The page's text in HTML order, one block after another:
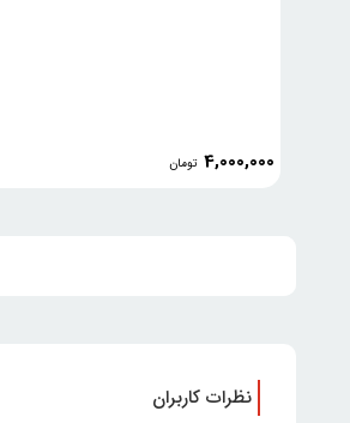
4,000,000 تومان
نظرات کاربران